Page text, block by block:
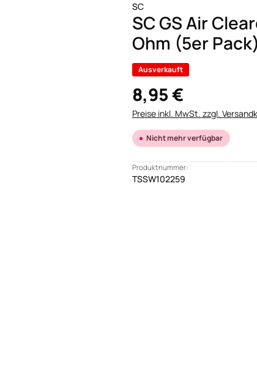
SC
SC GS Air
Ohm (5er Pack)
Ausverkauft
8,95 €
Preise inkl. MwSt. zzgl.
Nicht mehr verfügbar
Produktnummer:
TSSW102259